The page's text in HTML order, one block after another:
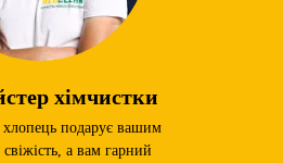
хімчистки
подарує вашим
а вам гарний